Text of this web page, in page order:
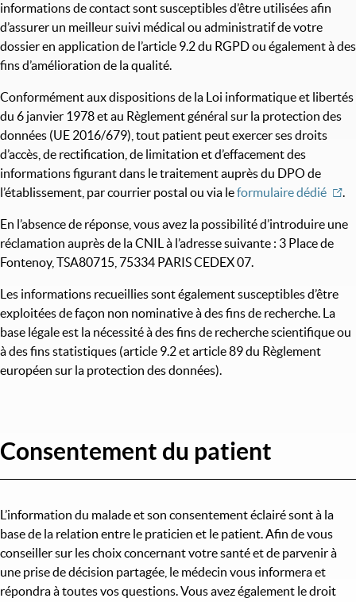
informations de contact sont susceptibles d’être utilisées afin
d’assurer un meilleur suivi médical ou administratif de votre
dossier en application de l’article 9.2 du RGPD ou également à des
fins d’amélioration de la qualité.
Conformément aux dispositions de la Loi informatique et libertés
du 6 janvier 1978 et au Règlement général sur la protection des
données (UE 2016/679), tout patient peut exercer ses droits
d’accès, de rectification, de limitation et d’effacement des
informations figurant dans le traitement auprès du DPO de
l’établissement, par courrier postal ou via leformulaire dédié .
En l’absence de réponse, vous avez la possibilité d’introduire une
réclamation auprès de la CNIL à l’adresse suivante : 3 Place de
Fontenoy, TSA80715, 75334 PARIS CEDEX 07.
Les informations recueillies sont également susceptibles d’être
exploitées de façon non nominative à des fins de recherche. La
base légale est la nécessité à des fins de recherche scientifique ou
à des fins statistiques (article 9.2 et article 89 du Règlement
européen sur la protection des données).
Consentement du patient
L’information du malade et son consentement éclairé sont à la
base de la relation entre le praticien et le patient. Afin de vous
conseiller sur les choix concernant votre santé et de parvenir à
une prise de décision partagée, le médecin vous informera et
répondra à toutes vos questions. Vous avez également le droit